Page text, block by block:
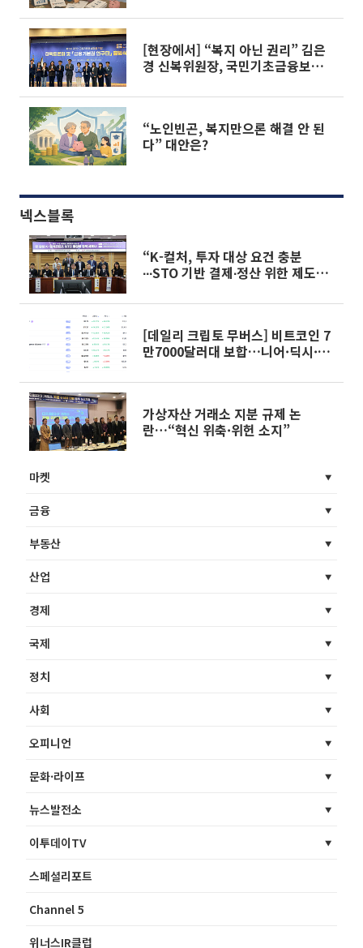
[현장에서] “복지 아닌 권리” 김은
경 신복위원장, 국민기초금융보장법
“노인빈곤, 복지만으론 해결 안 된
다” 대안은?
넥스블록
“K-컬처, 투자 대상 요건 충분
∙∙∙STO 기반 결제∙정산 위한 제도는
[데일리 크립토 무버스] 비트코인 7
만7000달러대 보합…니어·딕시·
가상자산 거래소 지분 규제 논
란…“혁신 위축·위헌 소지”
마켓
금융
부동산
산업
경제
국제
정치
사회
오피니언
문화·라이프
뉴스발전소
이투데이TV
스페셜리포트
Channel 5
위너스IR클럽